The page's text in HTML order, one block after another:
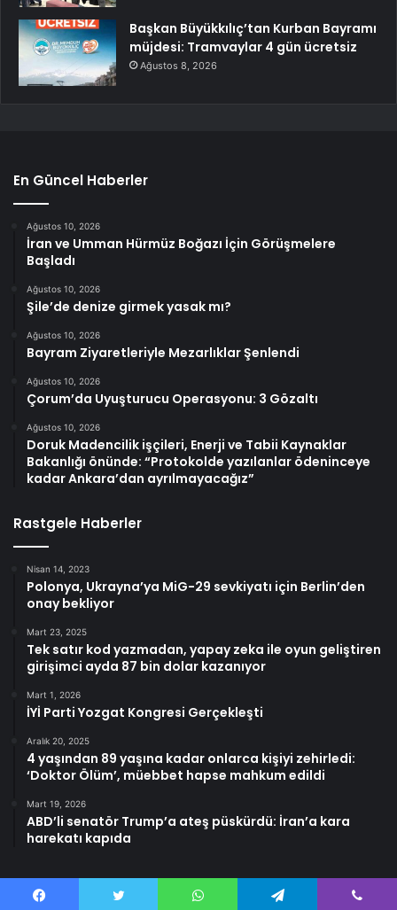
Başkan Büyükkılıç’tan Kurban Bayramı
müjdesi: Tramvaylar 4 gün ücretsiz
Ağustos 8, 2026
En Güncel Haberler
Ağustos 10, 2026
İran ve Umman Hürmüz Boğazı İçin Görüşmelere
Başladı
Ağustos 10, 2026
Şile’de denize girmek yasak mı?
Ağustos 10, 2026
Bayram Ziyaretleriyle Mezarlıklar Şenlendi
Ağustos 10, 2026
Çorum’da Uyuşturucu Operasyonu: 3 Gözaltı
Ağustos 10, 2026
Doruk Madencilik işçileri, Enerji ve Tabii Kaynaklar
Bakanlığı önünde: “Protokolde yazılanlar ödeninceye
kadar Ankara’dan ayrılmayacağız”
Rastgele Haberler
Nisan 14, 2023
Polonya, Ukrayna’ya MiG-29 sevkiyatı için Berlin’den
onay bekliyor
Mart 23, 2025
Tek satır kod yazmadan, yapay zeka ile oyun geliştiren
girişimci ayda 87 bin dolar kazanıyor
Mart 1, 2026
İYİ Parti Yozgat Kongresi Gerçekleşti
Aralık 20, 2025
4 yaşından 89 yaşına kadar onlarca kişiyi zehirledi:
‘Doktor Ölüm’, müebbet hapse mahkum edildi
Mart 19, 2026
ABD’li senatör Trump’a ateş püskürdü: İran’a kara
harekatı kapıda